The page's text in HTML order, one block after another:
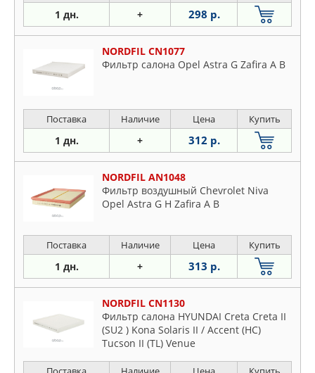
1 дн. + 298 р.
NORDFIL CN1077
Фильтр салона Opel Astra G Zafira A B
Поставка Наличие Цена Купить
1 дн. + 312 р.
NORDFIL AN1048
Фильтр воздушный Chevrolet Niva
Opel Astra G H Zafira A B
Поставка Наличие Цена Купить
1 дн. + 313 р.
NORDFIL CN1130
Фильтр салона HYUNDAI Creta Creta II
(SU2 ) Kona Solaris II / Accent (HC)
Tucson II (TL) Venue